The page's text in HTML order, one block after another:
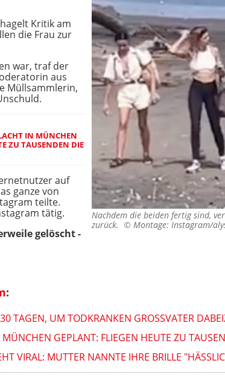
Nachdem die beiden fertig sind,
zurück. © Montage: Instagram/
Kritik am
die Frau zur
war, traf der
aus
Müllsammlerin,
IN MÜNCHEN
ZU TAUSENDEN DIE
auf
ganze von
teilte.
tätig.
gelöscht -
:
TAGEN, UM TODKRANKEN GROSSVATER
GEPLANT: FLIEGEN HEUTE ZU
VIRAL: MUTTER NANNTE IHRE BRILLE